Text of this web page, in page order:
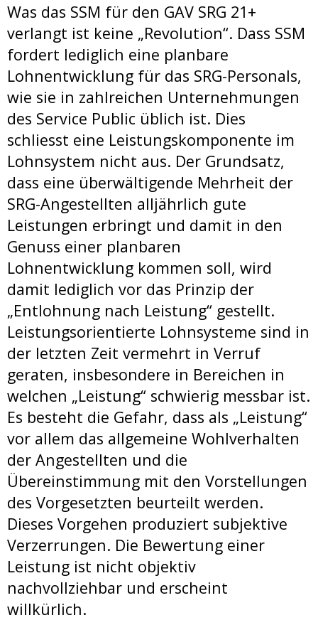
Was das SSM für den GAV SRG 21+
verlangt ist keine „Revolution“. Dass SSM
fordert lediglich eine planbare
Lohnentwicklung für das SRG-Personals,
wie sie in zahlreichen Unternehmungen
des Service Public üblich ist. Dies
schliesst eine Leistungskomponente im
Lohnsystem nicht aus. Der Grundsatz,
dass eine überwältigende Mehrheit der
SRG-Angestellten alljährlich gute
Leistungen erbringt und damit in den
Genuss einer planbaren
Lohnentwicklung kommen soll, wird
damit lediglich vor das Prinzip der
„Entlohnung nach Leistung“ gestellt.
Leistungsorientierte Lohnsysteme sind in
der letzten Zeit vermehrt in Verruf
geraten, insbesondere in Bereichen in
welchen „Leistung“ schwierig messbar ist.
Es besteht die Gefahr, dass als „Leistung“
vor allem das allgemeine Wohlverhalten
der Angestellten und die
Übereinstimmung mit den Vorstellungen
des Vorgesetzten beurteilt werden.
Dieses Vorgehen produziert subjektive
Verzerrungen. Die Bewertung einer
Leistung ist nicht objektiv
nachvollziehbar und erscheint
willkürlich.